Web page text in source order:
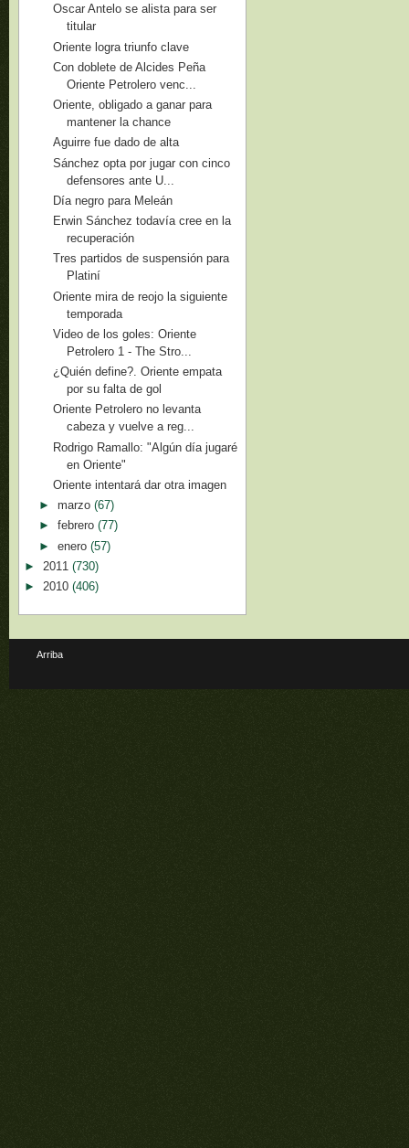
Oscar Antelo se alista para ser
titular
Oriente logra triunfo clave
Con doblete de Alcides Peña
Oriente Petrolero venc...
Oriente, obligado a ganar para
mantener la chance
Aguirre fue dado de alta
Sánchez opta por jugar con cinco
defensores ante U...
Día negro para Meleán
Erwin Sánchez todavía cree en la
recuperación
Tres partidos de suspensión para
Platiní
Oriente mira de reojo la siguiente
temporada
Video de los goles: Oriente
Petrolero 1 - The Stro...
¿Quién define?. Oriente empata
por su falta de gol
Oriente Petrolero no levanta
cabeza y vuelve a reg...
Rodrigo Ramallo: "Algún día jugaré
en Oriente"
Oriente intentará dar otra imagen
► marzo (67)
► febrero (77)
► enero (57)
► 2011 (730)
► 2010 (406)
Arriba